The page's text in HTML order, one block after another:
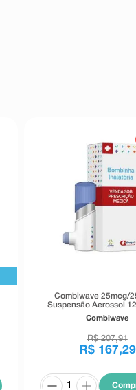
Combiwave 25mcg/
Suspensão Aerossol
Combiwave
R$ 207,91
R$ 167,29